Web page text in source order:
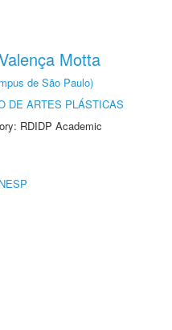
Motta
de São Paulo)
DE ARTES PLÁSTICAS
RDIDP Academic